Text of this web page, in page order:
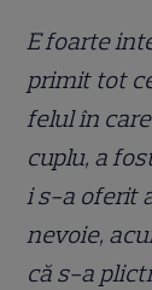
E foarte
primit tot
felul în
cuplu, a
i s-a oferit
nevoie,
că s-a